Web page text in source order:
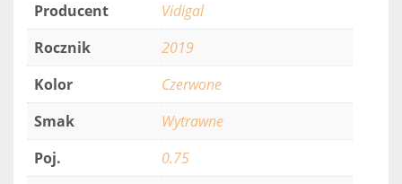
Producent
Vidigal
Rocznik
2019
Kolor
Czerwone
Smak
Wytrawne
Poj.
0.75